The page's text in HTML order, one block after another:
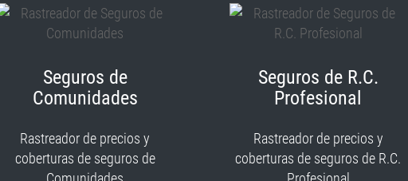
Seguros de
Comunidades
Rastreador de precios y
coberturas de seguros de
Seguros de R.C.
Profesional
Rastreador de precios y
coberturas de seguros de R.C.